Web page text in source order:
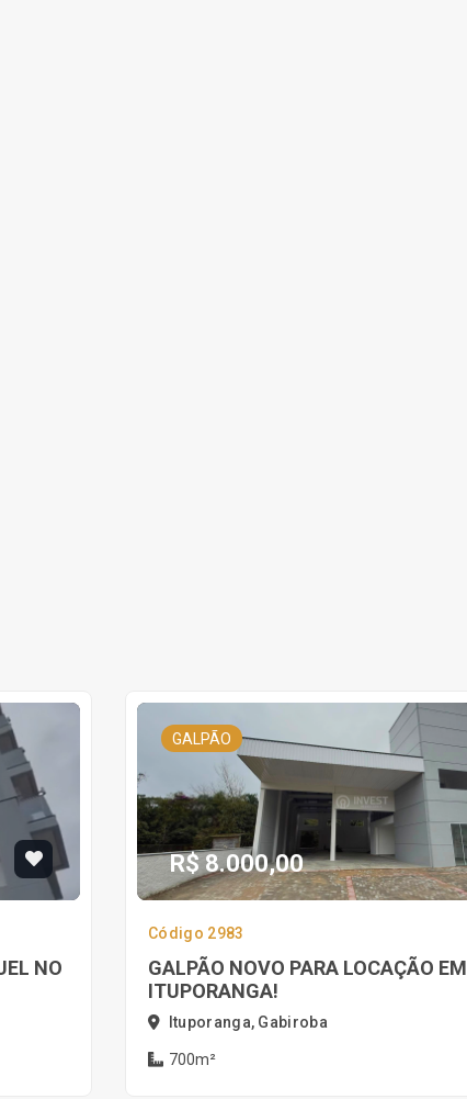
NO
GALPÃO
R$ 8.000,00
Código 2983
GALPÃO NOVO PARA LOCAÇÃO EM
ITUPORANGA!
Ituporanga, Gabiroba
700m²